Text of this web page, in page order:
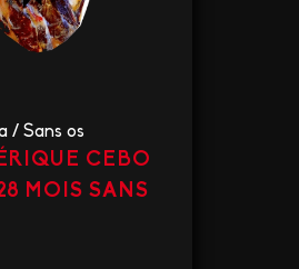
/ Sans os
CEBO
MOIS SANS